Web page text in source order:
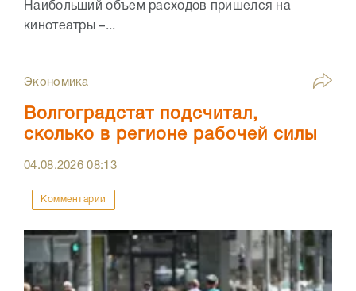
Наибольший объем расходов пришелся на
кинотеатры –...
Экономика
Волгоградстат подсчитал,
сколько в регионе рабочей силы
04.08.202608:13
Комментарии